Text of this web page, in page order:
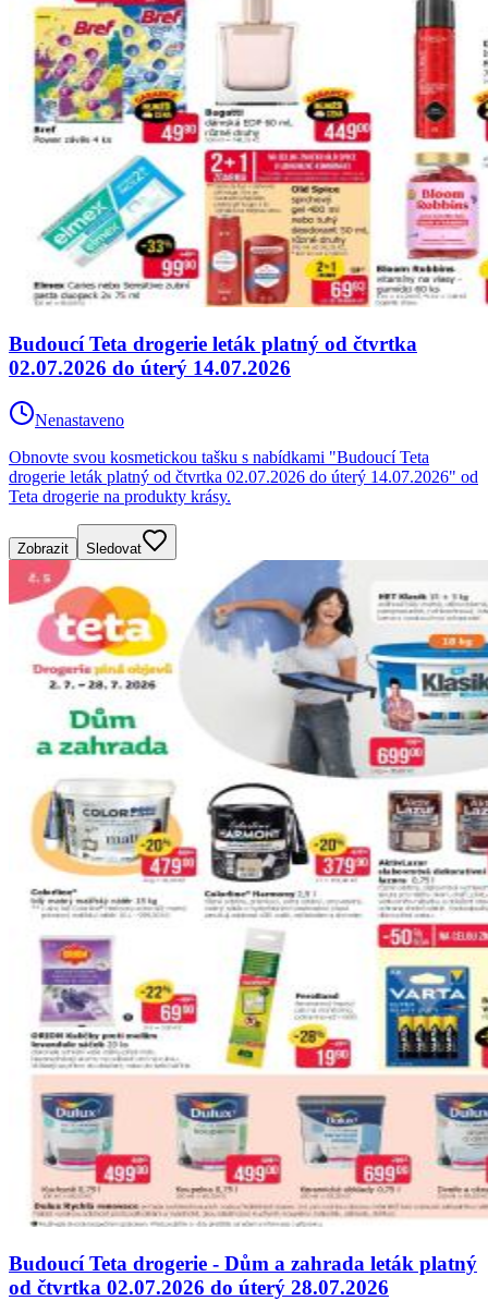
Budoucí Teta drogerie leták platný od čtvrtka
02.07.2026 do úterý 14.07.2026
Nenastaveno
Obnovte svou kosmetickou tašku s nabídkami "Budoucí Teta
drogerie leták platný od čtvrtka 02.07.2026 do úterý 14.07.2026" od
Teta drogerie na produkty krásy.
Zobrazit Sledovat
Budoucí Teta drogerie - Dům a zahrada leták platný
od čtvrtka 02.07.2026 do úterý 28.07.2026